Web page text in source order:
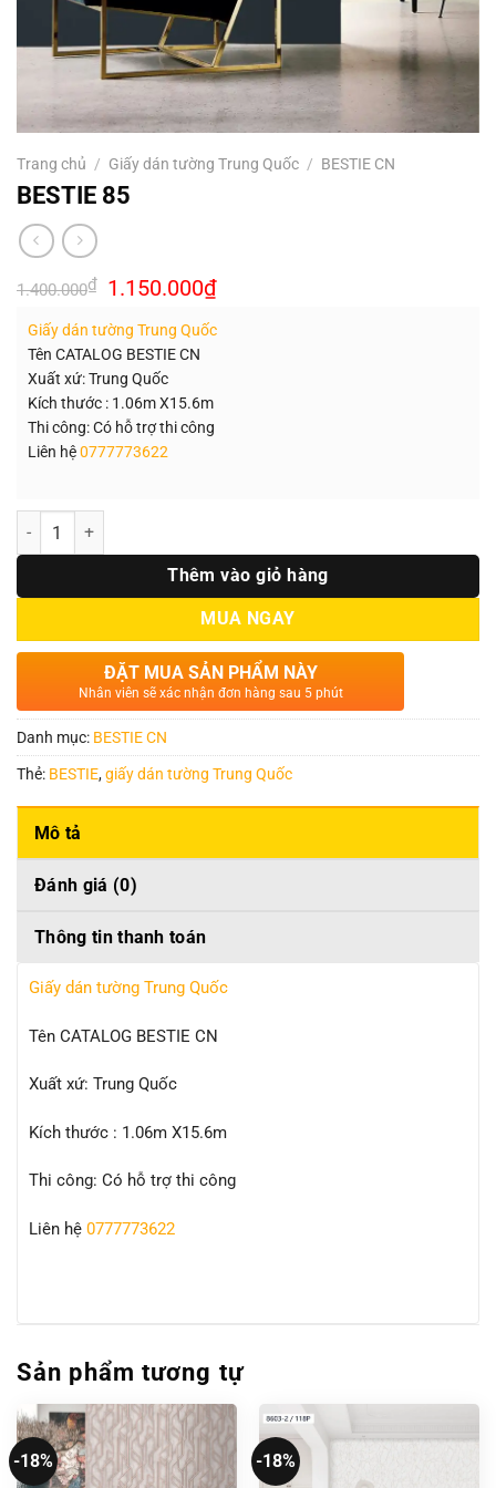
Trang chủ / Giấy dán tường Trung Quốc / BESTIE CN
BESTIE 85
1.400.000₫ Giá
gốc
1.400.000₫.
1.150.000₫Giá
hiện
là:
Giấy dán tường Trung Quốc
Tên CATALOG BESTIE CN
Xuất xứ: Trung Quốc
Kích thước : 1.06m X15.6m
Thi công: Có hỗ trợ thi công
Liên hệ0777773622
Số lượng
Thêm vào giỏ hàng
MUA NGAY
ĐẶT MUA SẢN PHẨM NÀY
Nhân viên sẽ xác nhận đơn hàng sau 5 phút
Danh mục: BESTIE CN
Thẻ: BESTIE,giấy dán tường Trung Quốc
Mô tả
Đánh giá (0)
Thông tin thanh toán
Giấy dán tường Trung Quốc
Tên CATALOG BESTIE CN
Xuất xứ: Trung Quốc
Kích thước : 1.06m X15.6m
Thi công: Có hỗ trợ thi công
Liên hệ 0777773622
Sản phẩm tương tự
-18% -18%